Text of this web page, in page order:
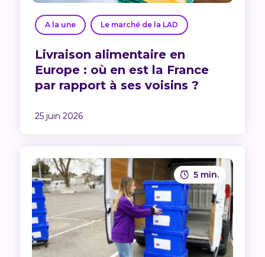
A la une Le marché de la LAD
Livraison alimentaire en
Europe : où en est la France
par rapport à ses voisins ?
25 juin 2026
5 min.